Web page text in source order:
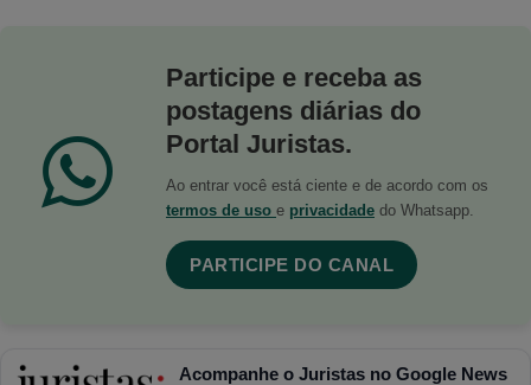
Participe e receba as
postagens diárias do
Portal Juristas.
Ao entrar você está ciente e de acordo com os
termos de uso e privacidade do Whatsapp.
PARTICIPE DO CANAL
Acompanhe o Juristas no Google News